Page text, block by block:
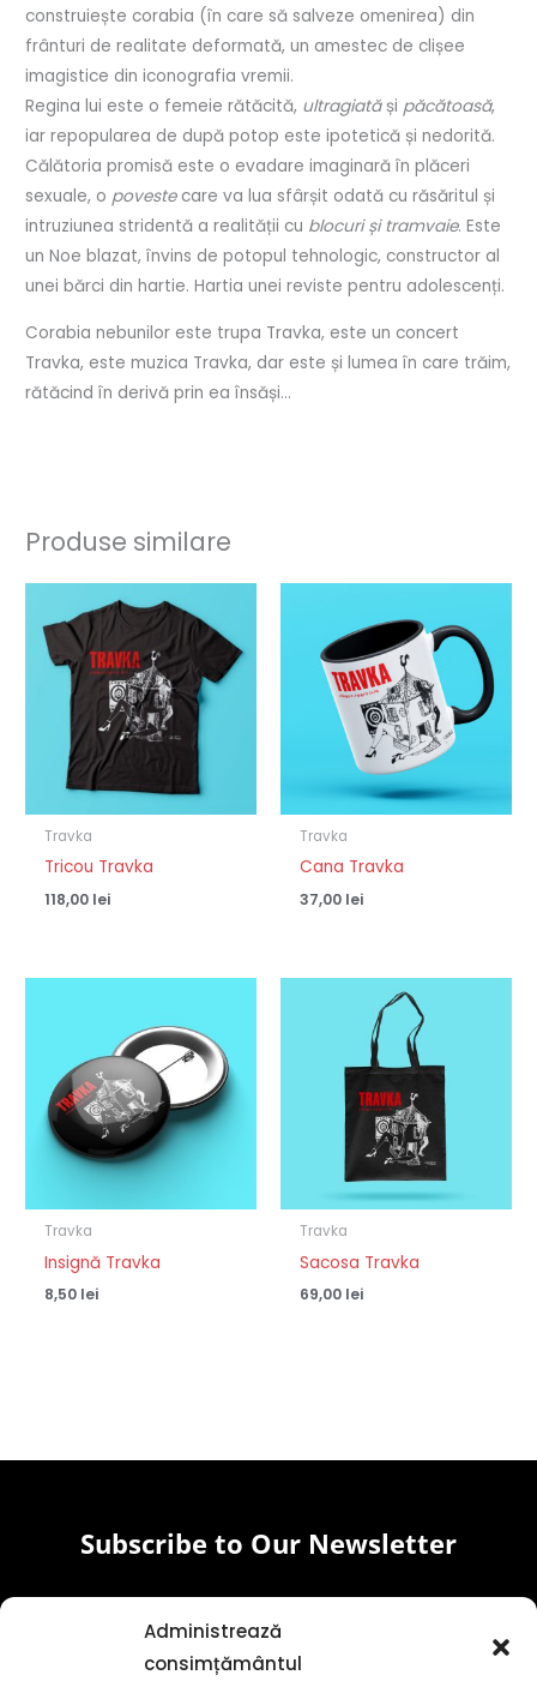
Administrează
consimțământul
construiește corabia (în care să salveze omenirea) din
frânturi de realitate deformată, un amestec de clișee
imagistice din iconografia vremii.
Regina lui este o femeie rătăcită, ultragiatăși păcătoasă,
iar repopularea de după potop este ipotetică și nedorită.
Călătoria promisă este o evadare imaginară în plăceri
sexuale, o povestecare va lua sfârșit odată cu răsăritul și
intruziunea stridentă a realității cu blocuri și tramvaie. Este
un Noe blazat, învins de potopul tehnologic, constructor al
unei bărci din hartie. Hartia unei reviste pentru adolescenți.
Corabia nebunilor este trupa Travka, este un concert
Travka, este muzica Travka, dar este și lumea în care trăim,
rătăcind în derivă prin ea însăși…
Produse similare
Travka
Tricou Travka
118,00 lei
Travka
Cana Travka
37,00 lei
Travka
Insignă Travka
8,50 lei
Travka
Sacosa Travka
69,00 lei
Subscribe to Our Newsletter